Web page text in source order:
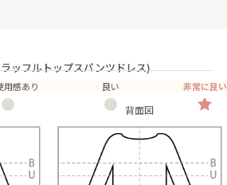
ッフルトップスパンツドレス)
用感あり 良い 非常に良い
背面図